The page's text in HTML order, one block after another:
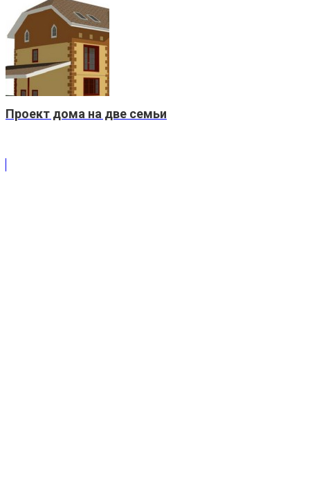
Проект дома на две семьи